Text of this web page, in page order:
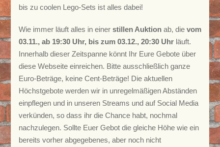
bis zu coolen Lego-Sets ist alles dabei!
Wie immer läuft alles in einer stillen Auktionab, die vom
03.11., ab 19:30 Uhr, bis zum 03.12., 20:30 Uhrläuft.
Innerhalb dieser Zeitspanne könnt Ihr Eure Gebote über
diese Webseite einreichen. Bitte ausschließlich ganze
Euro-Beträge, keine Cent-Beträge! Die aktuellen
Höchstgebote werden wir in unregelmäßigen Abständen
einpflegen und in unseren Streams und auf Social Media
verkünden, so dass ihr die Chance habt, nochmal
nachzulegen. Sollte Euer Gebot die gleiche Höhe wie ein
bereits vorher abgegebenes, aber noch nicht